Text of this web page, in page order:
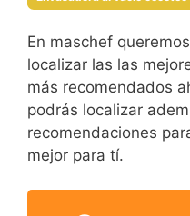
En maschef
localizar las las
más recomendados
podrás localizar
recomendaciones
mejor para tí.